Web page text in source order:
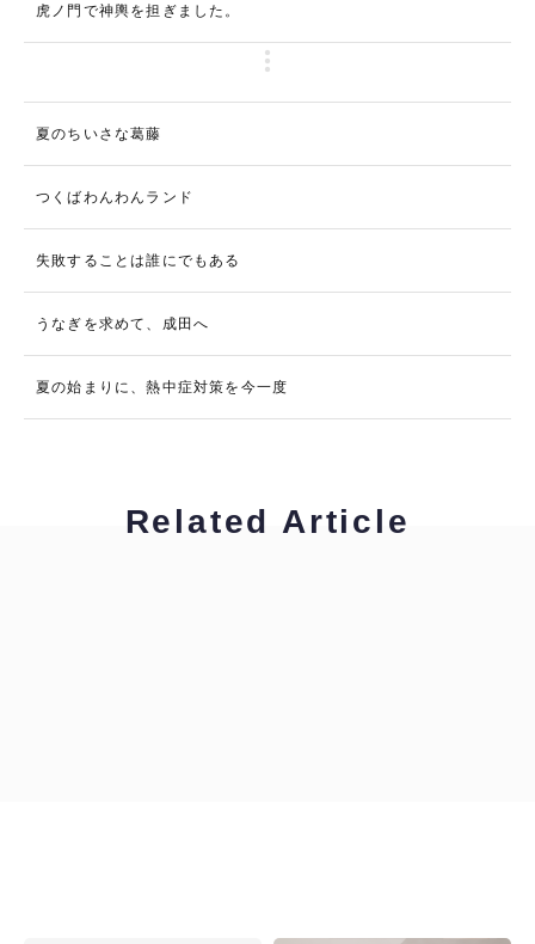
虎ノ門で神輿を担ぎました。
夏のちいさな葛藤
つくばわんわんランド
失敗することは誰にでもある
うなぎを求めて、成田へ
夏の始まりに、熱中症対策を今一度
Related Article